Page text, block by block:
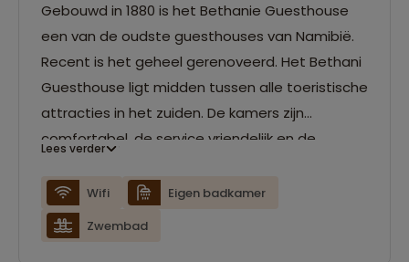
Gebouwd in 1880 is het Bethanie Guesthouse
een van de oudste guesthouses van Namibië.
Recent is het geheel gerenoveerd. Het Bethani
Guesthouse ligt midden tussen alle toeristische
attracties in het zuiden. De kamers zijn
comfortabel, de service vriendelijk en de
open vuur.
Lees verder
Wifi
Eigen badkamer
Zwembad